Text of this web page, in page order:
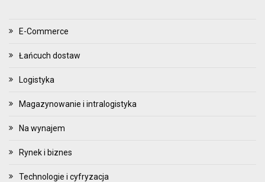
E-Commerce
Łańcuch dostaw
Logistyka
Magazynowanie i intralogistyka
Na wynajem
Rynek i biznes
Technologie i cyfryzacja